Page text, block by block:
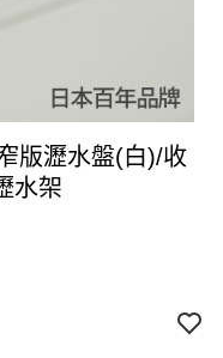
版瀝水盤(白)/收
水架